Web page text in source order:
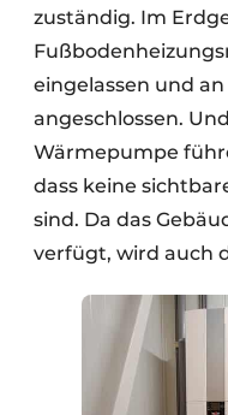
zuständig. Im
eingelassen und
angeschlossen.
Wärmepumpe
dass keine
sind. Da das
verfügt, wird auch